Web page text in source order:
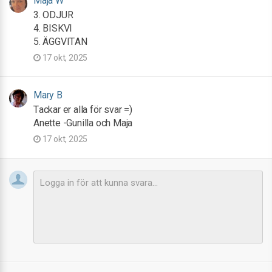
3. ODJUR
4. BISKVI
5. ÄGGVITAN
17 okt, 2025
Mary B
Tackar er alla för svar =)
Anette -Gunilla och Maja
17 okt, 2025